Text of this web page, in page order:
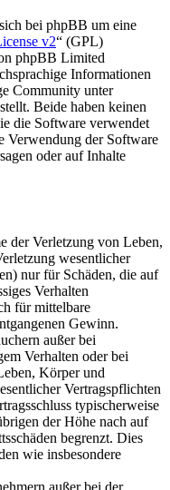
bei phpBB um eine
v2“ (GPL)
phpBB Limited
Informationen
Community unter
Beide haben keinen
die Software verwendet
Verwendung der Software
oder auf Inhalte
der Verletzung von Leben,
wesentlicher
nur für Schäden, die auf
Verhalten
für mittelbare
Gewinn.
außer bei
Verhalten oder bei
Körper und
Vertragspflichten
typischerweise
der Höhe nach auf
begrenzt. Dies
wie insbesondere
außer bei der